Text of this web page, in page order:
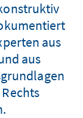
aus
aus